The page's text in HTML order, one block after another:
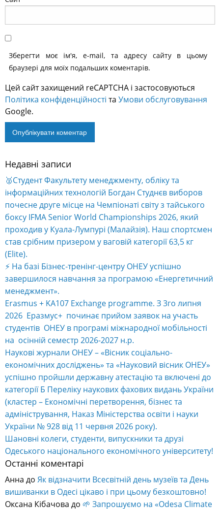
Зберегти моє ім'я, e-mail, та адресу сайту в цьому
браузері для моїх подальших коментарів.
Цей сайт захищений reCAPTCHA і застосовуються
Політика конфіденційності та Умови обслуговування
Google.
Недавні записи
🥈Студент Факультету менеджменту, обліку та
інформаційних технологій Богдан Студнєв виборов
почесне друге місце на Чемпіонаті світу з тайського
боксу IFMA Senior World Championships 2026, який
проходив у Куала-Лумпурі (Малайзія). Наш спортсмен
став срібним призером у ваговій категорії 63,5 кг
(Elite).
⚡️ На базі Бізнес-тренінг-центру ОНЕУ успішно
завершилося навчання за програмою «Енергетичний
менеджмент».
Erasmus + KA107 Exchange programme. З 3го липня
2026 Еразмус+ починає прийом заявок на участь
студентів ОНЕУ в програмі міжнародної мобільності
на осінній семестр 2026-2027 н.р.
Наукові журнали ОНЕУ – «Вісник соціально-
економічних досліджень» та «Науковий вісник ОНЕУ»
успішно пройшли державну атестацію та включені до
категорії Б Переліку наукових фахових видань України
(кластер – Економічні перетворення, бізнес та
адміністрування, Наказ Міністерства освіти і науки
України № 928 від 11 червня 2026 року).
Шановні колеги, студенти, випускники та друзі
Одеського національного економічного університету!
Останні коментарі
Анна до Як відзначити Всесвітній день музеїв та День
вишиванки в Одесі цікаво і при цьому безкоштовно!
Оксана Кібачова до 🌱 Запрошуємо на «Odesa Climate